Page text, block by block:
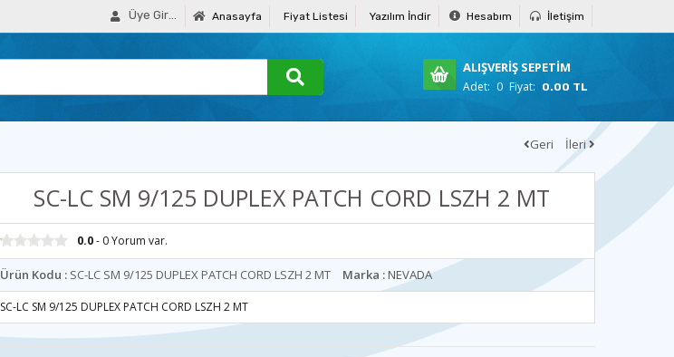
Üye Girişi Anasayfa Fiyat Listesi Yazılım İndir Hesabım İletişim
ALIŞVERİŞ SEPETİM
Adet: 0 Fiyat: 0.00 TL
Geri İleri
SC-LC SM 9/125 DUPLEX PATCH CORD LSZH 2 MT
0.0- 0 Yorum var.
Ürün Kodu : SC-LC SM 9/125 DUPLEX PATCH CORD LSZH 2 MT Marka :NEVADA
SC-LC SM 9/125 DUPLEX PATCH CORD LSZH 2 MT